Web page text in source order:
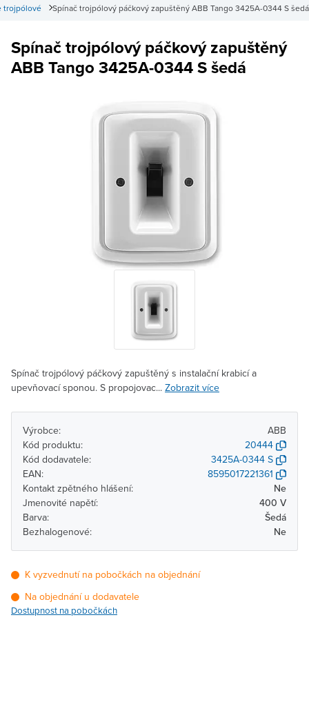
Spínač trojpólový páčkový zapuštěný ABB Tango 3425A-0344 S šedá
trojpólové
Spínač trojpólový páčkový zapuštěný
ABB Tango 3425A-0344 S šedá
Spínač trojpólový páčkový zapuštěný s instalační krabicí a
upevňovací sponou. S propojovac... Zobrazit více
Výrobce:
ABB
Kód produktu:
20444
Kód dodavatele:
3425A-0344 S
EAN:
8595017221361
Kontakt zpětného hlášení:
Ne
Jmenovité napětí:
400 V
Barva:
Šedá
Bezhalogenové:
Ne
K vyzvednutí na pobočkách na objednání
Na objednání u dodavatele
Dostupnost na pobočkách